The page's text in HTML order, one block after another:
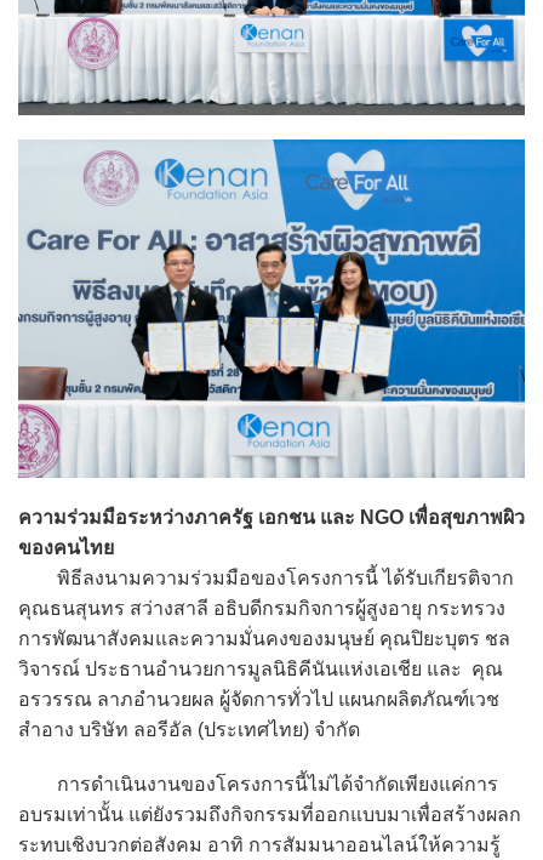
ความร่วมมือระหว่างภาครัฐ เอกชน และ NGO เพื่อสุขภาพผิว
ของคนไทย
พิธีลงนามความร่วมมือของโครงการนี้ ได้รับเกียรติจาก
คุณธนสุนทร สว่างสาลี อธิบดีกรมกิจการผู้สูงอายุ กระทรวง
การพัฒนาสังคมและความมั่นคงของมนุษย์ คุณปิยะบุตร ชล
วิจารณ์ ประธานอำนวยการมูลนิธิคีนันแห่งเอเชีย และ คุณ
อรวรรณ ลาภอำนวยผล ผู้จัดการทั่วไป แผนกผลิตภัณฑ์เวช
สำอาง บริษัท ลอรีอัล (ประเทศไทย) จำกัด
การดำเนินงานของโครงการนี้ไม่ได้จำกัดเพียงแค่การ
อบรมเท่านั้น แต่ยังรวมถึงกิจกรรมที่ออกแบบมาเพื่อสร้างผลก
ระทบเชิงบวกต่อสังคม อาทิ การสัมมนาออนไลน์ให้ความรู้